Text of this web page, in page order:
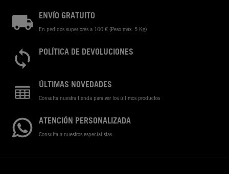
ENVÍO GRATUITO
En pedidos superiores a 100 € (Peso máx. 5 Kg)
POLÍTICA DE DEVOLUCIONES
ÚLTIMAS NOVEDADES
Consulta nuestra tienda para ver los últimos productos
ATENCIÓN PERSONALIZADA
Consulta a nuestros especialistas